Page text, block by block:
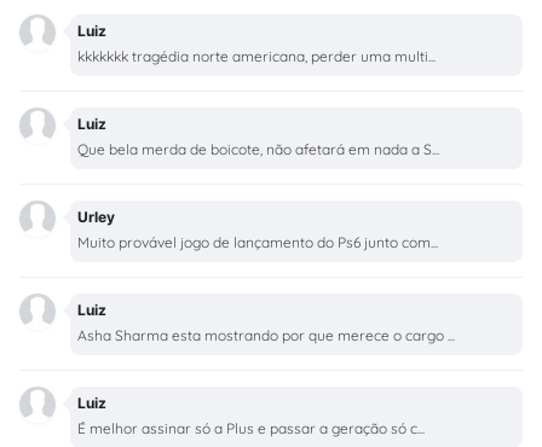
Luiz
kkkkkkk tragédia norte americana, perder uma multi...
Luiz
Que bela merda de boicote, não afetará em nada a S...
Urley
Muito provável jogo de lançamento do Ps6 junto com...
Luiz
Asha Sharma esta mostrando por que merece o cargo ...
Luiz
É melhor assinar só a Plus e passar a geração só c...